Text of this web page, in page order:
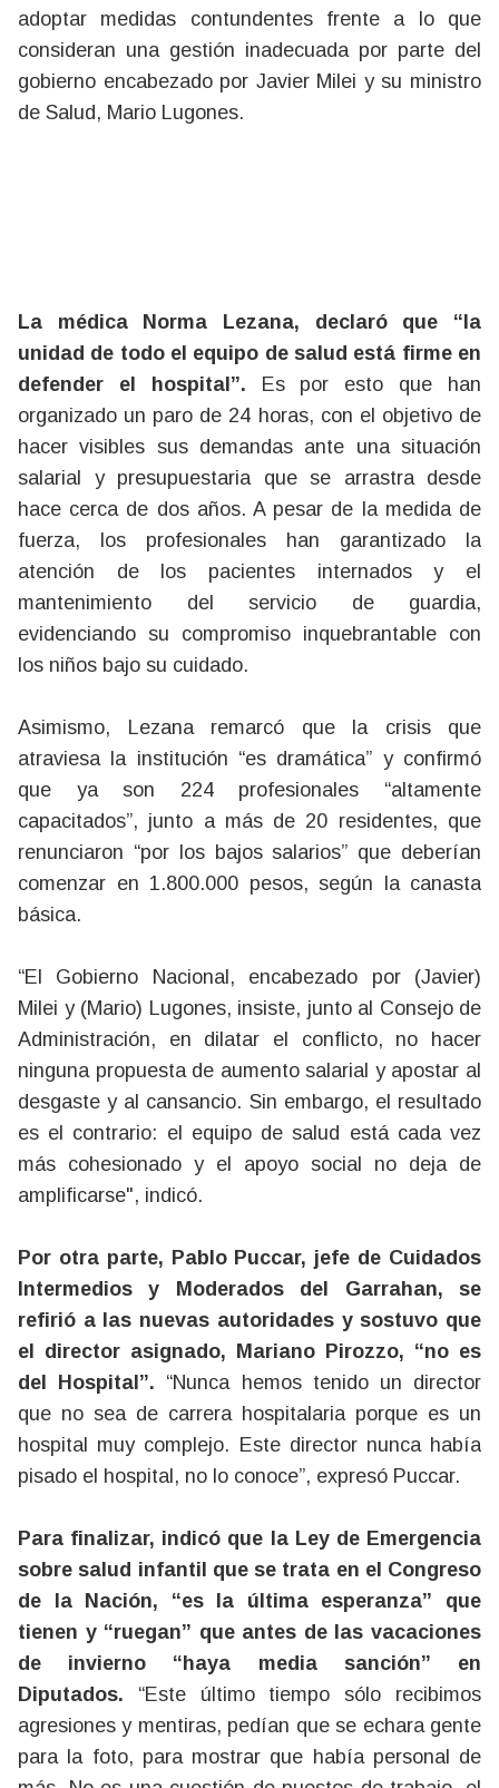
adoptar medidas contundentes frente a lo que
consideran una gestión inadecuada por parte del
gobierno encabezado por Javier Milei y su ministro
de Salud, Mario Lugones.
La médica Norma Lezana, declaró que “la
unidad de todo el equipo de salud está firme en
defender el hospital”.
Es por esto que han
organizado un paro de 24 horas, con el objetivo de
hacer visibles sus demandas ante una situación
salarial y presupuestaria que se arrastra desde
hace cerca de dos años. A pesar de la medida de
fuerza, los profesionales han garantizado la
atención de los pacientes internados y el
mantenimiento del servicio de guardia,
evidenciando su compromiso inquebrantable con
los niños bajo su cuidado.
Asimismo, Lezana remarcó que la crisis que
atraviesa la institución “es dramática” y confirmó
que ya son 224 profesionales “altamente
capacitados”, junto a más de 20 residentes, que
renunciaron “por los bajos salarios” que deberían
comenzar en 1.800.000 pesos, según la canasta
básica.
“El Gobierno Nacional, encabezado por (Javier)
Milei y (Mario) Lugones, insiste, junto al Consejo de
Administración, en dilatar el conflicto, no hacer
ninguna propuesta de aumento salarial y apostar al
desgaste y al cansancio. Sin embargo, el resultado
es el contrario: el equipo de salud está cada vez
más cohesionado y el apoyo social no deja de
amplificarse", indicó.
Por otra parte, Pablo Puccar, jefe de Cuidados
Intermedios y Moderados del Garrahan, se
refirió a las nuevas autoridades y sostuvo que
el director asignado, Mariano Pirozzo, “no es
del Hospital”. “Nunca hemos tenido un director
que no sea de carrera hospitalaria porque es un
hospital muy complejo. Este director nunca había
pisado el hospital, no lo conoce”, expresó Puccar.
Para finalizar, indicó que la Ley de Emergencia
sobre salud infantil que se trata en el Congreso
de la Nación, “es la última esperanza” que
tienen y “ruegan” que antes de las vacaciones
de invierno “haya media sanción” en
Diputados. “Este último tiempo sólo recibimos
agresiones y mentiras, pedían que se echara gente
para la foto, para mostrar que había personal de